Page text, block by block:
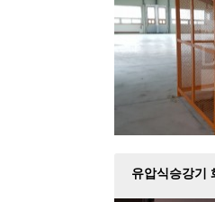
유압식승강기